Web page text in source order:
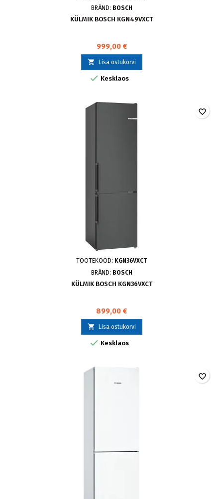
BRÄND: BOSCH
KÜLMIK BOSCH KGN49VXCT
999,00 €
 Lisa ostukorvi
 Kesklaos
TOOTEKOOD: KGN36VXCT
BRÄND: BOSCH
KÜLMIK BOSCH KGN36VXCT
899,00 €
 Lisa ostukorvi
 Kesklaos
favorite_border
favorite_border